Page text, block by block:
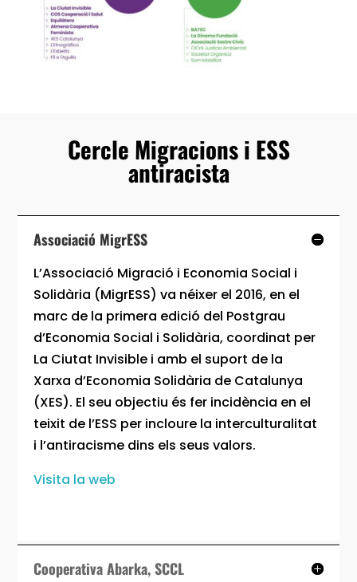
Cercle Migracions i ESS
antiracista
Associació MigrESS
L’Associació Migració i Economia Social i
Solidària (MigrESS) va néixer el 2016, en el
marc de la primera edició del Postgrau
d’Economia Social i Solidària, coordinat per
La Ciutat Invisible i amb el suport de la
Xarxa d’Economia Solidària de Catalunya
(XES). El seu objectiu és fer incidència en el
teixit de l’ESS per incloure la interculturalitat
i l’antiracisme dins els seus valors.
Visita la web
Cooperativa Abarka, SCCL